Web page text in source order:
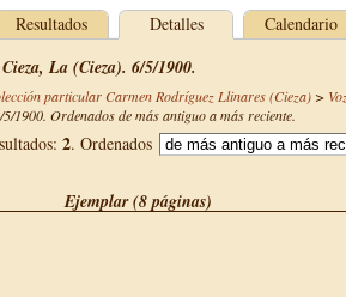
Resultados Detalles Calendario
La (Cieza). 6/5/1900.
particular Carmen Rodríguez Llinares (Cieza)>
1900. Ordenados de más antiguo a más reciente.
2. Ordenados
Ejemplar (8 páginas)